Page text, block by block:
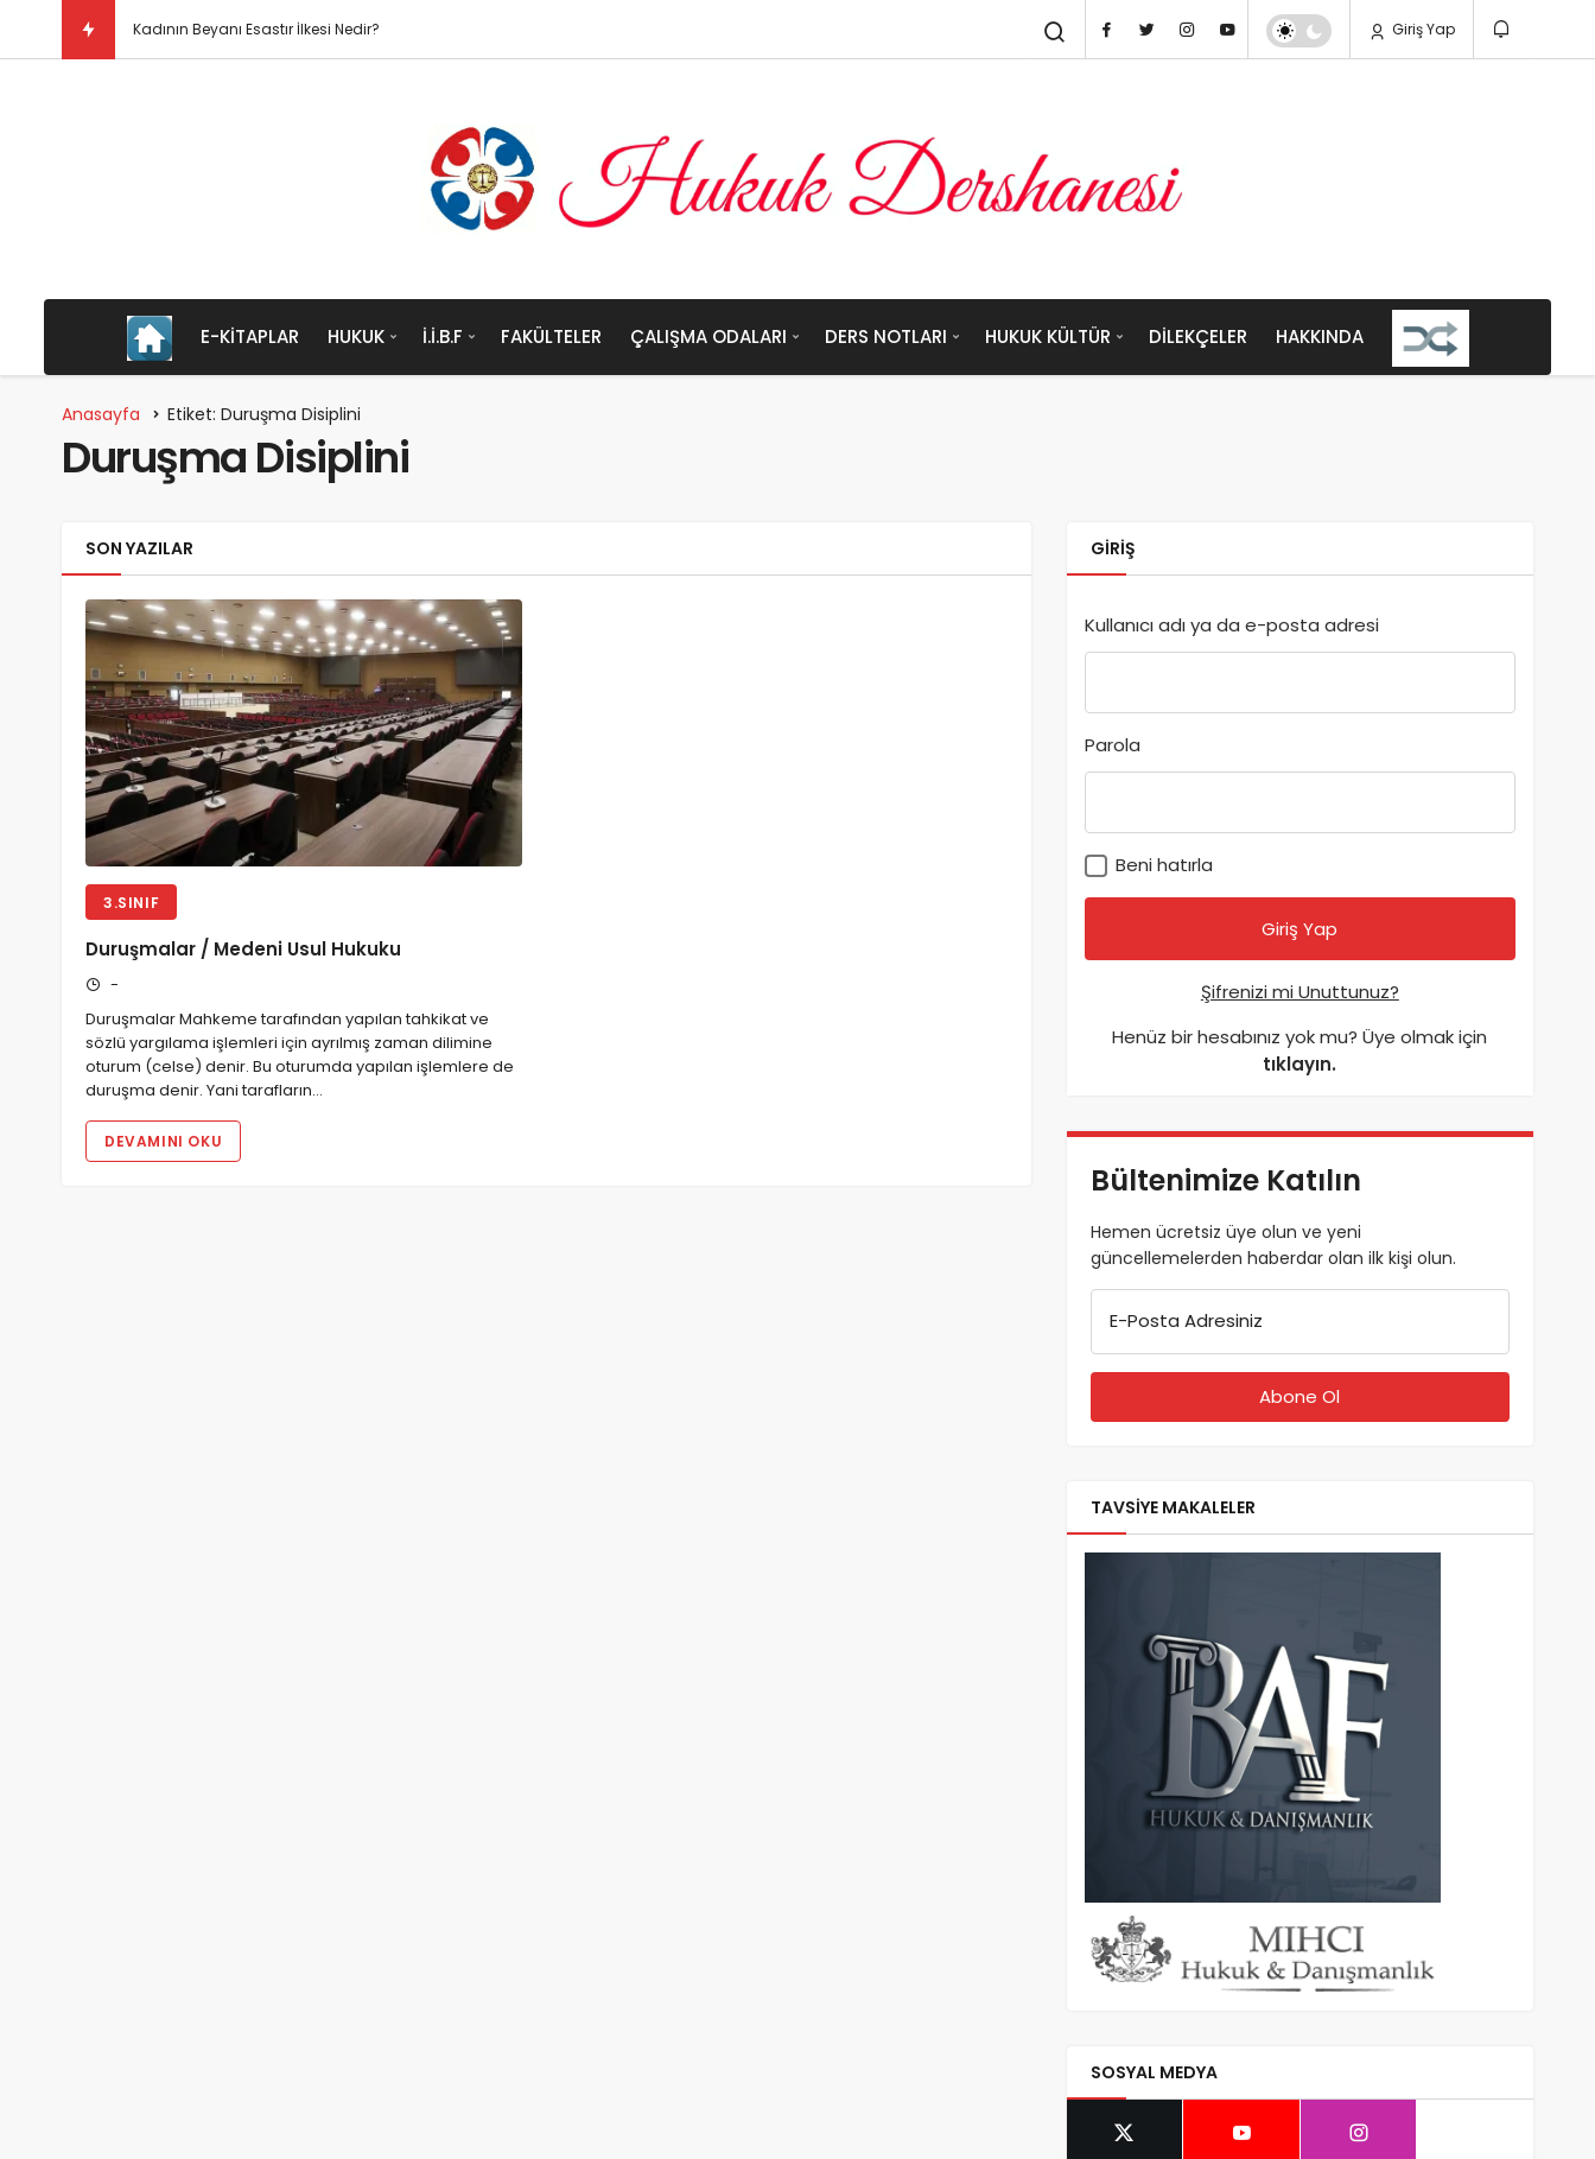
Kadının Beyanı Esastır İlkesi Nedir? Giriş Yap
E-KITAPLAR HUKUK İ.İ.B.F FAKÜLTELER ÇALIŞMA ODALARI DERS NOTLARI HUKUK KÜLTÜR DILEKÇELER HAKKINDA
Anasayfa Etiket: Duruşma Disiplini
Duruşma Disiplini
SON YAZILAR
3.SINIF
Duruşmalar / Medeni Usul Hukuku
-
Duruşmalar Mahkeme tarafından yapılan tahkikat ve
sözlü yargılama işlemleri için ayrılmış zaman dilimine
oturum (celse) denir. Bu oturumda yapılan işlemlere de
duruşma denir. Yani tarafların…
DEVAMINI OKU
GIRIŞ
Kullanıcı adı ya da e-posta adresi
Parola
Beni hatırla
Şifrenizi mi Unuttunuz?
Henüz bir hesabınız yok mu? Üye olmak için
tıklayın.
Bültenimize Katılın
Hemen ücretsiz üye olun ve yeni
güncellemelerden haberdar olan ilk kişi olun.
E-Posta Adresiniz
TAVSİYE MAKALELER
SOSYAL MEDYA